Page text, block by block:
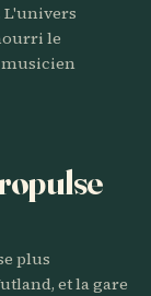
L'univers
le
plus
et la gare